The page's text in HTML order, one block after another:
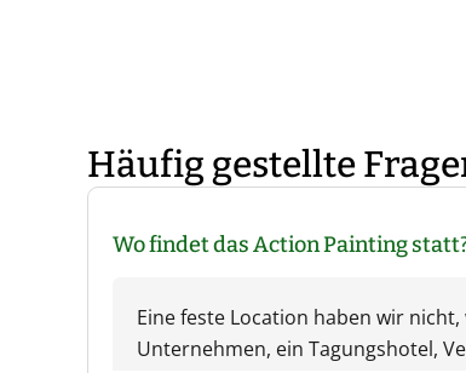
Häufig gestellte
Wo findet das Action Painting
Eine feste Location haben wir
Unternehmen, ein Tagungshotel,